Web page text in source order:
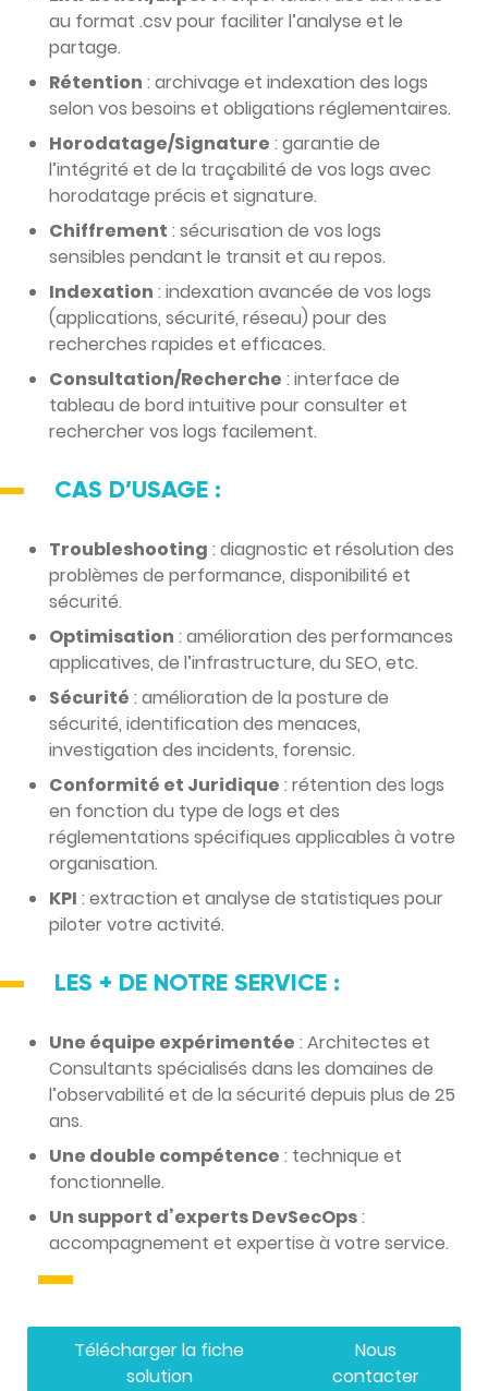
au format .csv pour faciliter l’analyse et le
partage.
Rétention : archivage et indexation des logs
selon vos besoins et obligations réglementaires.
Horodatage/Signature : garantie de
l’intégrité et de la traçabilité de vos logs avec
horodatage précis et signature.
Chiffrement : sécurisation de vos logs
sensibles pendant le transit et au repos.
Indexation : indexation avancée de vos logs
(applications, sécurité, réseau) pour des
recherches rapides et efficaces.
Consultation/Recherche : interface de
tableau de bord intuitive pour consulter et
rechercher vos logs facilement.
CAS D’USAGE :
Troubleshooting : diagnostic et résolution des
problèmes de performance, disponibilité et
sécurité.
Optimisation : amélioration des performances
applicatives, de l’infrastructure, du SEO, etc.
Sécurité : amélioration de la posture de
sécurité, identification des menaces,
investigation des incidents, forensic.
Conformité et Juridique : rétention des logs
en fonction du type de logs et des
réglementations spécifiques applicables à votre
organisation.
KPI : extraction et analyse de statistiques pour
piloter votre activité.
LES + DE NOTRE SERVICE :
Une équipe expérimentée : Architectes et
Consultants spécialisés dans les domaines de
l’observabilité et de la sécurité depuis plus de 25
ans.
Une double compétence : technique et
fonctionnelle.
Un support d’experts DevSecOps:
accompagnement et expertise à votre service.
Télécharger la fiche
solution
Nous
contacter